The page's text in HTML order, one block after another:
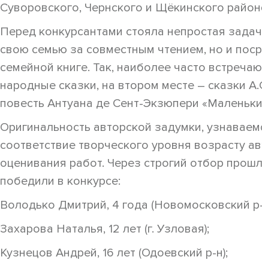
Суворовского, Чернского и Щёкинского
Перед конкурсантами стояла непростая
свою семью за совместным чтением, но и
семейной книге. Так, наиболее часто
народные сказки, на втором месте – сказки
повесть Антуана де Сент-Экзюпери
Оригинальность авторской задумки,
соответствие творческого уровня возрасту
оценивания работ. Через строгий отбор
победили в конкурсе:
Володько Дмитрий, 4 года (Новомосковский
Захарова Наталья, 12 лет (г. Узловая);
Кузнецов Андрей, 16 лет (Одоевский р-н);